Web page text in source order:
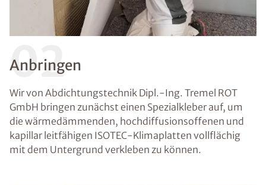
02
Anbringen
Wir von Abdichtungstechnik Dipl.-Ing. Tremel ROT
GmbH bringen zunächst einen Spezialkleber auf, um
die wärmedämmenden, hochdiffusionsoffenen und
kapillar leitfähigen ISOTEC-Klimaplatten vollflächig
mit dem Untergrund verkleben zu können.